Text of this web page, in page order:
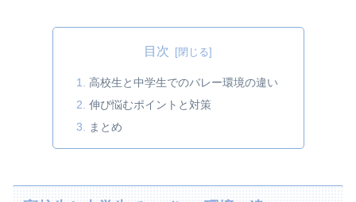
目次
高校生と中学生でのバレー環境の違い
伸び悩むポイントと対策
まとめ